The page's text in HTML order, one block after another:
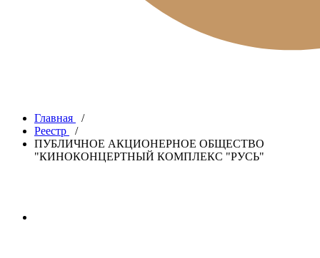
Главная
/
Реестр
/
ПУБЛИЧНОЕ АКЦИОНЕРНОЕ ОБЩЕСТВО
"КИНОКОНЦЕРТНЫЙ КОМПЛЕКС "РУСЬ"